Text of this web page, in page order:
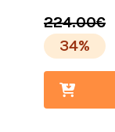
224.00€
34%